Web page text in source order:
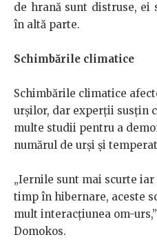
de hrană sunt distruse, ei
în altă parte.
Schimbările climatice
Schimbările climatice
urșilor, dar experții susțin
multe studii pentru a
numărul de urși și
„Iernile sunt mai scurte
timp în hibernare, aceste
mult interacțiunea om-
Domokos.